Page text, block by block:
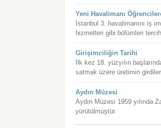
Yeni Havalimanı
İstanbul 3. havalimanını iş
hizmetleri gibi bölümleri
Girişimciliğin Tarihi
İlk kez 18. yüzyılın
satmak üzere üretimin
Aydın Müzesi
Aydın Müzesi 1959 yılında
yürütülmüştür.